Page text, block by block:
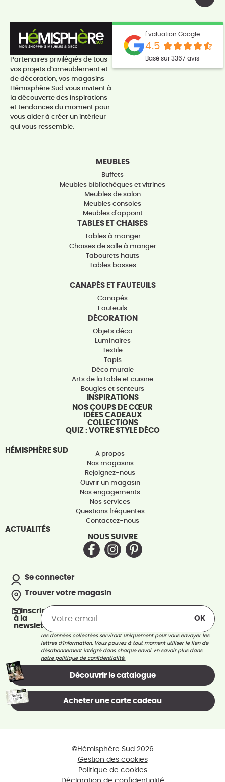
Partenaires privilégiés de tous
vos projets d’ameublement et
de décoration, vos magasins
Hémisphère Sud vous invitent à
la découverte des inspirations
et tendances du moment pour
vous aider à créer un intérieur
qui vous ressemble.
Évaluation Google
4.5
Basé sur 3367 avis
MEUBLES
Buffets
Meubles bibliothèques et vitrines
Meubles de salon
Meubles consoles
Meubles d'appoint
TABLES ET CHAISES
Tables à manger
Chaises de salle à manger
Tabourets hauts
Tables basses
CANAPÉS ET FAUTEUILS
Canapés
Fauteuils
DÉCORATION
Objets déco
Luminaires
Textile
Tapis
Déco murale
Arts de la table et cuisine
Bougies et senteurs
INSPIRATIONS
NOS COUPS DE CŒUR
IDÉES CADEAUX
COLLECTIONS
QUIZ : VOTRE STYLE DÉCO
HÉMISPHÈRE SUD
A propos
Nos magasins
Rejoignez-nous
Ouvrir un magasin
Nos engagements
Nos services
Questions fréquentes
Contactez-nous
ACTUALITÉS
NOUS SUIVRE
Se connecter
Trouver votre magasin
S’inscrire
à la
newsletter
Les données collectées serviront uniquement pour vous envoyer les
lettres d’information. Vous pouvez à tout moment utiliser le lien de
désabonnement intégré dans chaque envoi. En savoir plus dans
notre politique de confidentialité.
Découvrir le catalogue
Acheter une carte cadeau
©Hémisphère Sud 2026
Gestion des cookies
Politique de cookies